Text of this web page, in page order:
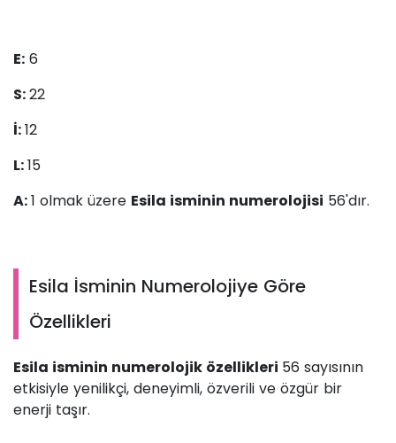
E: 6
S:22
İ:12
L:15
A:1 olmak üzere Esila isminin numerolojisi 56'dır.
Esila İsminin Numerolojiye Göre
Özellikleri
Esila isminin numerolojik özellikleri 56 sayısının
etkisiyle yenilikçi, deneyimli, özverili ve özgür bir
enerji taşır.